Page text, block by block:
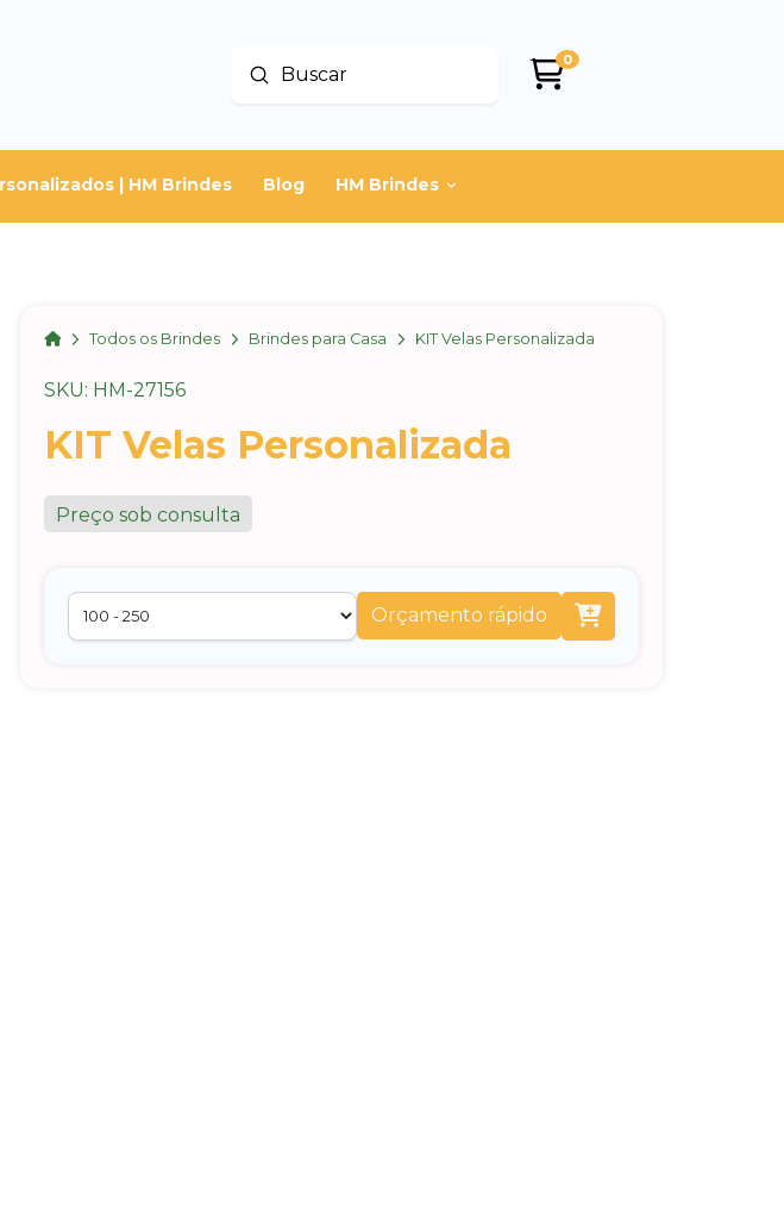
Buscar
Enviar
0
| HM Brindes Blog HM Brindes
HomeTodos os Brindes Brindes para Casa KIT Velas Personalizada
SKU: HM-27156
KIT Velas Personalizada
Preço sob consulta
Orçamento rápido